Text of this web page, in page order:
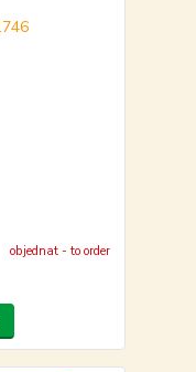
objednat - to order